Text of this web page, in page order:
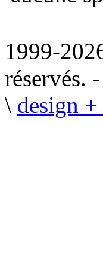
1999-
réservés. -
\ design